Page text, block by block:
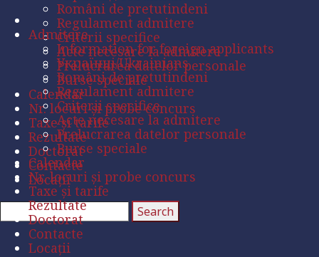
Români de pretutindeni
Regulament admitere
Criterii specifice
Acte necesare la admitere
Prelucrarea datelor personale
Burse speciale
Calendar
Nr. locuri și probe concurs
Taxe și tarife
Rezultate
Doctorat
Contacte
Locații
Admitere
Information for foreign applicants
Українці/Ukrainians
Români de pretutindeni
Regulament admitere
Criterii specifice
Acte necesare la admitere
Prelucrarea datelor personale
Burse speciale
Calendar
Nr. locuri și probe concurs
Taxe și tarife
Rezultate
Doctorat
Contacte
Locații